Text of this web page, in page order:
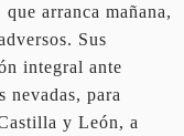
arranca mañana,
Sus
integral ante
nevadas, para
y León, a